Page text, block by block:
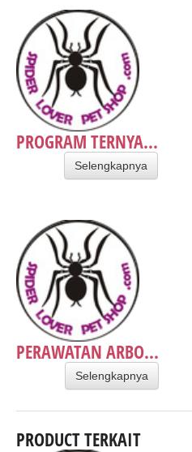
PROGRAM TERNYA...
Selengkapnya
PERAWATAN ARBO...
Selengkapnya
PRODUCT TERKAIT